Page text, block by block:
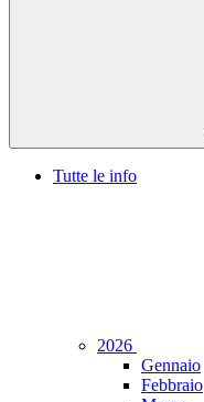
Tutte le info
2026
Gennaio
Febbraio